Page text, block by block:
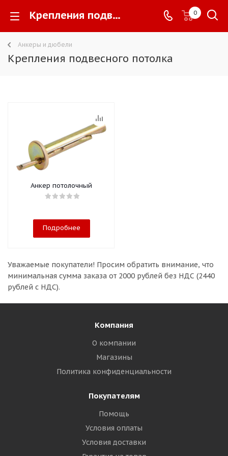
Крепления подвесного потолка - 0
Анкеры и дюбели
Крепления подвесного потолка
Анкер потолочный
Подробнее
Уважаемые покупатели! Просим обратить внимание, что
минимальная сумма заказа от 2000 рублей без НДС (2440
рублей с НДС).
Компания
О компании
Магазины
Политика конфиденциальности
Покупателям
Помощь
Условия оплаты
Условия доставки